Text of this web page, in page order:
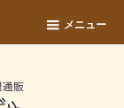
メニュー